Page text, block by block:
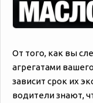
От того, как вы
агрегатами
зависит срок их
водители знают,